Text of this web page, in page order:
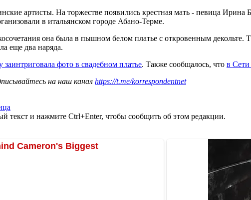
артисты. На торжестве появились крестная мать - певица
в итальянском городе Абано-Терме.
она была в пышном белом платье с откровенным декольте.
еще два наряда.
заинтриговала фото в свадебном платье. Также сообщалось, что в Сети
на наш канал https://t.me/korrespondentnet
текст и нажмите Ctrl+Enter, чтобы сообщить об этом редакции.